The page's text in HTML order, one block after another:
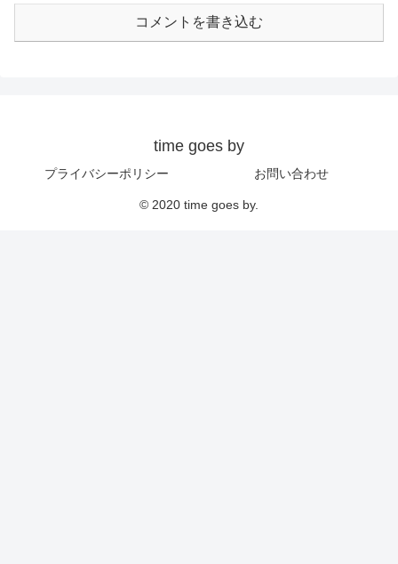
コメントを書き込む
time goes by
プライバシーポリシー お問い合わせ
© 2020 time goes by.